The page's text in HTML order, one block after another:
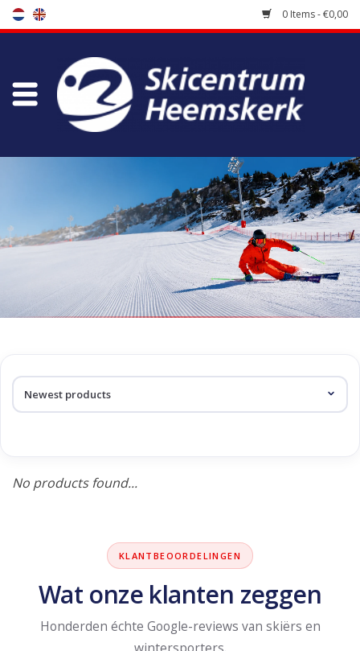
0 Items - €0,00
Store
Maintenance
koopgidsen
Products tagged with
leopard
No products found...
KLANTBEOORDELINGEN
Wat onze klanten zeggen
Honderden échte Google-reviews van skiërs en